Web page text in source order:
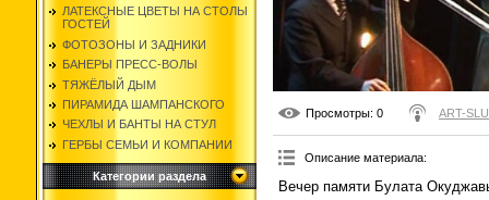
ЛАТЕКСНЫЕ ЦВЕТЫ НА СТОЛЫ
ГОСТЕЙ
ФОТОЗОНЫ И ЗАДНИКИ
БАНЕРЫ ПРЕСС-ВОЛЫ
ТЯЖЁЛЫЙ ДЫМ
ПИРАМИДА ШАМПАНСКОГО
ЧЕХЛЫ И БАНТЫ НА СТУЛ
ГЕРБЫ СЕМЬИ И КОМПАНИИ
Категории раздела
Просмотры: 0 ART-
Описание материала:
Вечер памяти Булата